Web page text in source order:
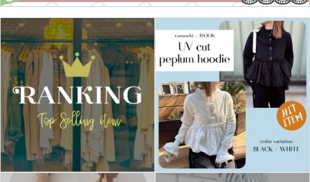
在庫なし商品
表示する 表示しない
検索